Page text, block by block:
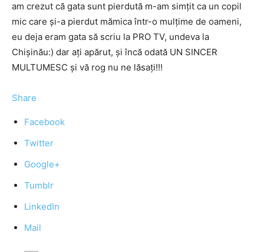
am crezut că gata sunt pierdută m-am simțit ca un copil
mic care și-a pierdut mămica într-o mulțime de oameni,
eu deja eram gata să scriu la PRO TV, undeva la
Chișinău:) dar ați apărut, și încă odată UN SINCER
MULTUMESC și vă rog nu ne lăsați!!!
Share
Facebook
Twitter
Google+
Tumblr
LinkedIn
Mail